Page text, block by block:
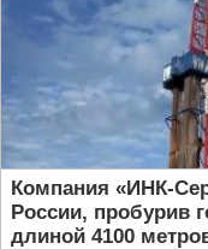
Компания «ИНК-
России, пробурив
длиной 4100